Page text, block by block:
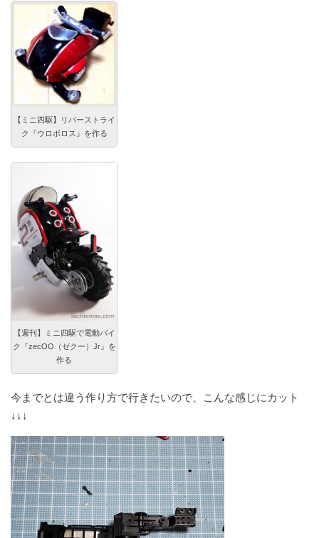
【ミニ四駆】リバーストライ
ク『ウロボロス』を作る
【週刊】ミニ四駆で電動バイ
ク『zecOO（ゼクー）Jr』を
作る
今までとは違う作り方で行きたいので、こんな感じにカット
↓↓↓